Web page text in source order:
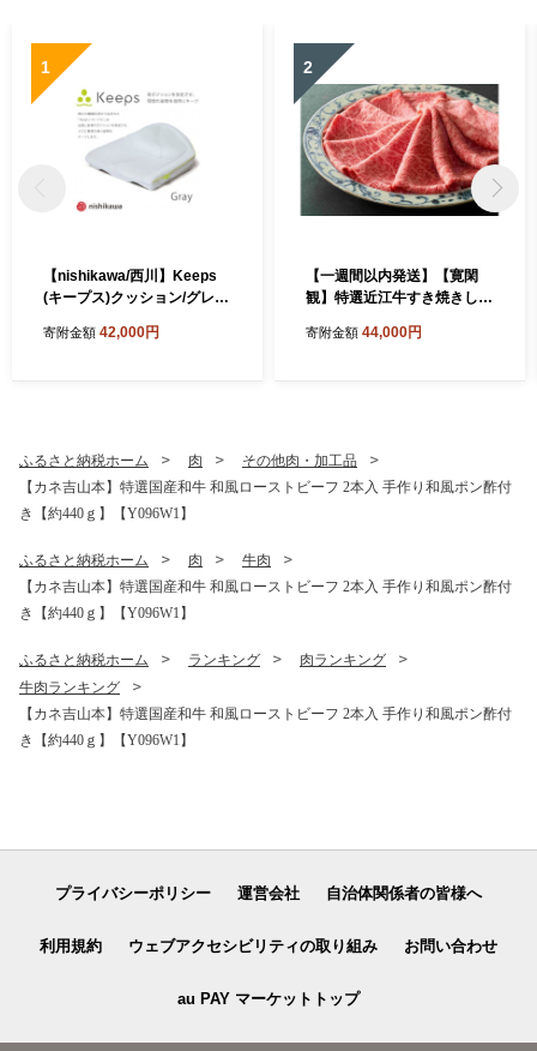
1
【nishikawa/西川】Keeps
(キープス)クッション/グレー
寄附金額 42,000円
2
【一週間以内発送】【寛閑
観】特選近江牛すき焼きしゃ
霜降り200g)【冷蔵】【FR3
寄附金額 44,000円
ふるさと納税ホーム 肉
その他肉・加工品
【カネ吉山本】特選国産和牛 和風ローストビーフ 2本入 手作り和風ポン酢付
き【約440ｇ】【Y096W1】
ふるさと納税ホーム 肉
牛肉
【カネ吉山本】特選国産和牛 和風ローストビーフ 2本入 手作り和風ポン酢付
き【約440ｇ】【Y096W1】
ふるさと納税ホーム ランキング
肉ランキング
牛肉ランキング
【カネ吉山本】特選国産和牛 和風ローストビーフ 2本入 手作り和風ポン酢付
き【約440ｇ】【Y096W1】
プライバシーポリシー 運営会社 自治体関係者の皆様へ
利用規約 ウェブアクセシビリティの取り組み お問い合わせ
au PAY マーケットトップ